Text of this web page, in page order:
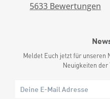
5633 Bewertungen
Meldet Euch jetzt für unseren
Neuigkeiten der